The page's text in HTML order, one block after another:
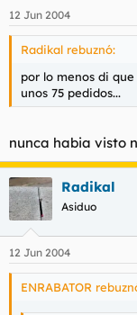
12 Jun 2004
Radikal rebuznó:
por lo menos di
unos 75 pedidos...
nunca habia visto
Radikal
Asiduo
12 Jun 2004
ENRABATOR